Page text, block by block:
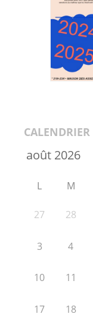
CALENDRIER
L M
27 28
3 4
10 11
17 18